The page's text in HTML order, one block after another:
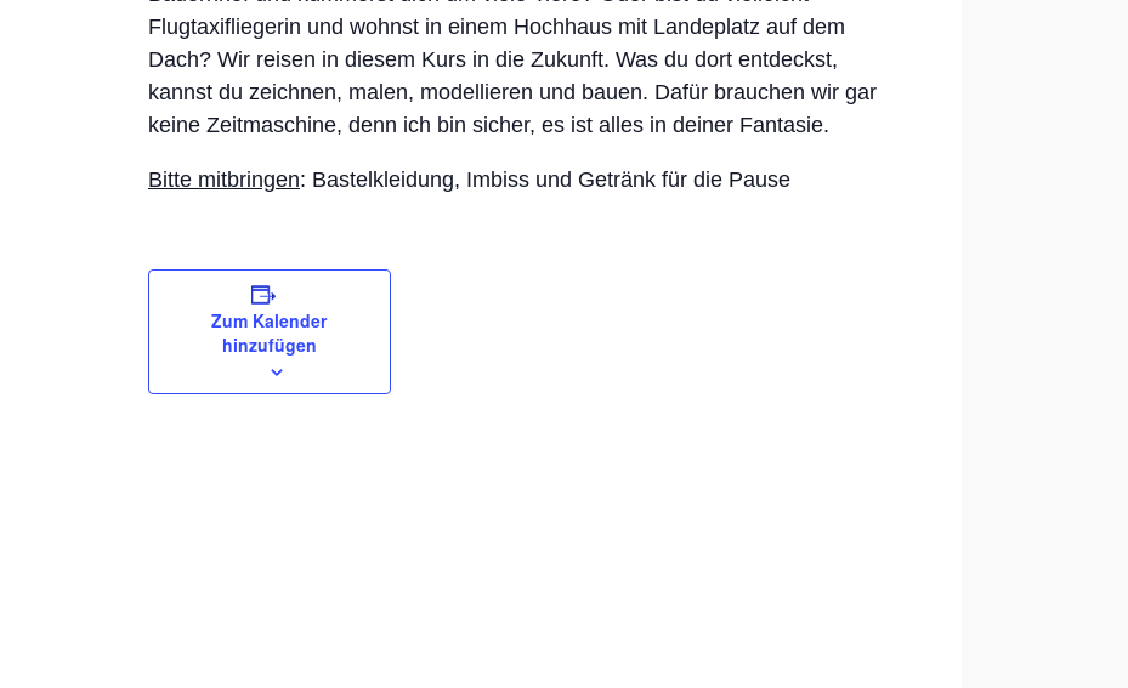
Flugtaxifliegerin und wohnst in einem Hochhaus mit Landeplatz auf dem
Dach? Wir reisen in diesem Kurs in die Zukunft. Was du dort entdeckst,
kannst du zeichnen, malen, modellieren und bauen. Dafür brauchen wir gar
keine Zeitmaschine, denn ich bin sicher, es ist alles in deiner Fantasie.
Bitte mitbringen: Bastelkleidung, Imbiss und Getränk für die Pause
Zum Kalender
hinzufügen